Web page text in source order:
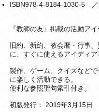
ISBN978-4-8184-1030-5 ／
『教師の友』掲載の活動ア
旧約、新約、教会暦・行事
に、すぐに使えるアイディア
製作、ゲーム、クイズなど
に楽しく活動できる。
便利な参照聖句索引付き。
初版発行： 2019年3月15日